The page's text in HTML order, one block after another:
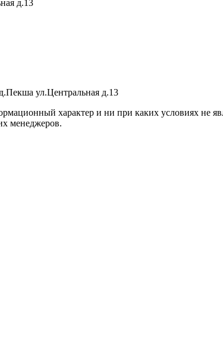
д.13
ул.Центральная д.13
характер и ни при каких условиях не
менеджеров.